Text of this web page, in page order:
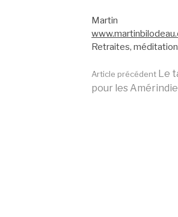
Martin
Retraites,
Lire
Article précédent Le
pour les